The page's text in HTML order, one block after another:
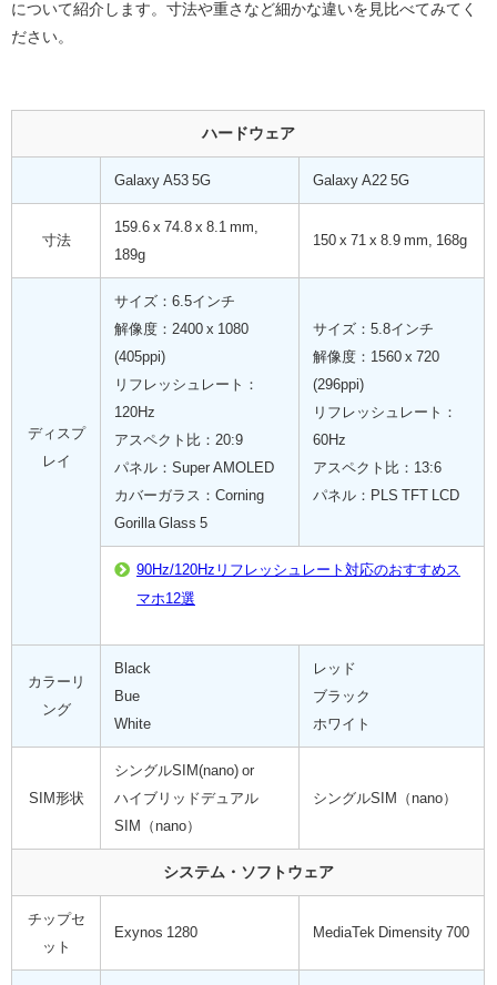
について紹介します。寸法や重さなど細かな違いを見比べてみてく
ださい。
ハードウェア
Galaxy A53 5G Galaxy A22 5G
寸法
159.6 x 74.8 x 8.1 mm,
189g
150 x 71 x 8.9 mm, 168g
ディスプ
レイ
サイズ：6.5インチ
解像度：2400 x 1080
(405ppi)
リフレッシュレート：
120Hz
アスペクト比：20:9
パネル：Super AMOLED
カバーガラス：Corning
Gorilla Glass 5
サイズ：5.8インチ
解像度：1560 x 720
(296ppi)
リフレッシュレート：
60Hz
アスペクト比：13:6
パネル：PLS TFT LCD
90Hz/120Hzリフレッシュレート対応のおすすめス
マホ12選
カラーリ
ング
Black
Bue
White
レッド
ブラック
ホワイト
SIM形状
シングルSIM(nano) or
ハイブリッドデュアル
SIM（nano）
シングルSIM（nano）
システム・ソフトウェア
チップセ
ット
Exynos 1280 MediaTek Dimensity 700